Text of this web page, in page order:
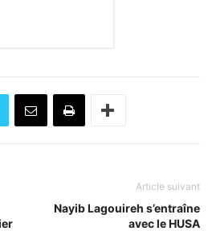
Article suivant
Nayib Lagouireh s’entraîne
avec le HUSA